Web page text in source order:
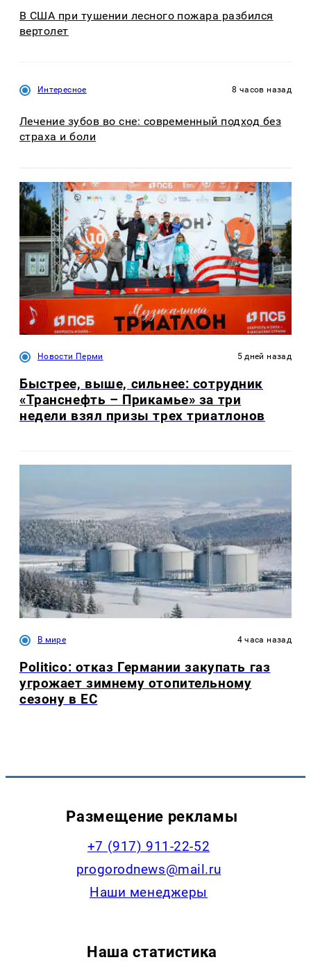
В США при тушении лесного пожара разбился
вертолет
Интересное 8 часов назад
Лечение зубов во сне: современный подход без
страха и боли
Новости Перми 5 дней назад
Быстрее, выше, сильнее: сотрудник
«Транснефть – Прикамье» за три
недели взял призы трех триатлонов
В мире 4 часа назад
Politico: отказ Германии закупать газ
угрожает зимнему отопительному
сезону в ЕС
Размещение рекламы
+7 (917) 911-22-52
progorodnews@mail.ru
Наши менеджеры
Наша статистика